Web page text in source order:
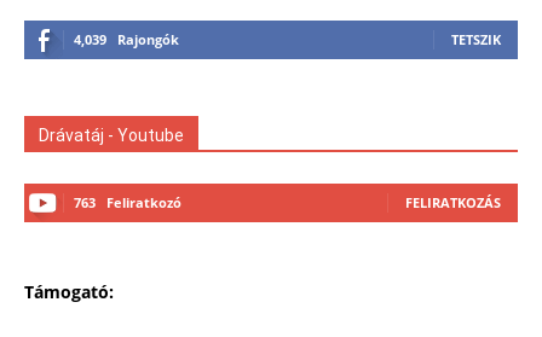
4,039 Rajongók TETSZIK
Drávatáj - Youtube
763 Feliratkozó FELIRATKOZÁS
Támogató: